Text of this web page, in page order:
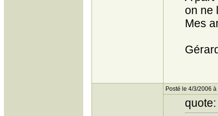
on ne
Mes
Posté le 4/3/2006
quote: